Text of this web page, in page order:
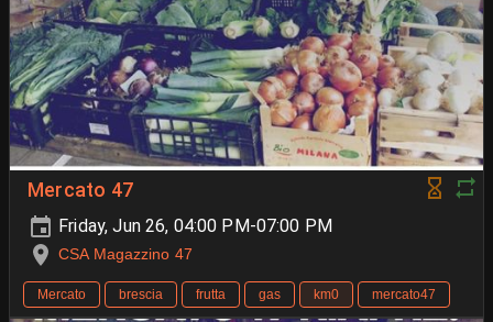
Mercato 47
Friday, Jun 26, 04:00 PM-07:00 PM
CSA Magazzino 47
Mercato brescia frutta gas km0 mercato47